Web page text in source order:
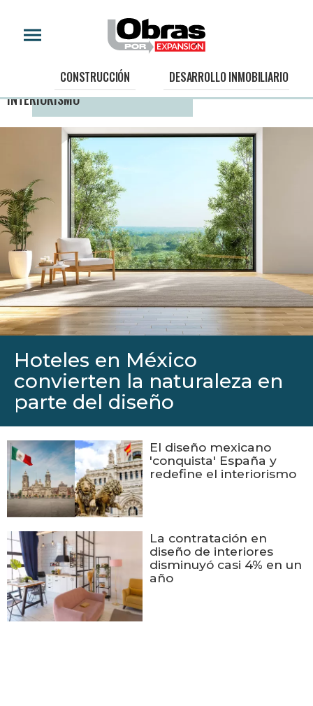
CONSTRUCCIÓN DESARROLLO INMOBILIARIO
INTERIORISMO
Hoteles en México
convierten la naturaleza en
parte del diseño
El diseño mexicano
'conquista' España y
redefine el interiorismo
La contratación en
diseño de interiores
disminuyó casi 4% en un
año